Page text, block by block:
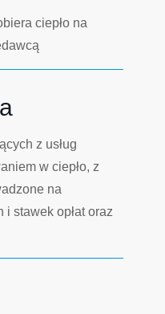
ciepło na
z usług
w ciepło, z
na
i stawek opłat oraz